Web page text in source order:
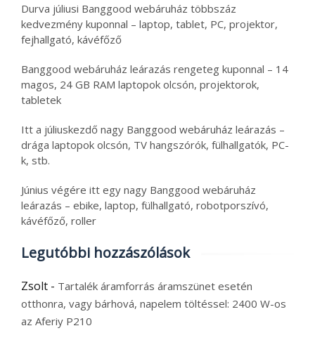
Durva júliusi Banggood webáruház többszáz
kedvezmény kuponnal – laptop, tablet, PC, projektor,
fejhallgató, kávéfőző
Banggood webáruház leárazás rengeteg kuponnal – 14
magos, 24 GB RAM laptopok olcsón, projektorok,
tabletek
Itt a júliuskezdő nagy Banggood webáruház leárazás –
drága laptopok olcsón, TV hangszórók, fülhallgatók, PC-
k, stb.
Június végére itt egy nagy Banggood webáruház
leárazás – ebike, laptop, fülhallgató, robotporszívó,
kávéfőző, roller
Legutóbbi hozzászólások
Zsolt - Tartalék áramforrás áramszünet esetén
otthonra, vagy bárhová, napelem töltéssel: 2400 W-os
az Aferiy P210